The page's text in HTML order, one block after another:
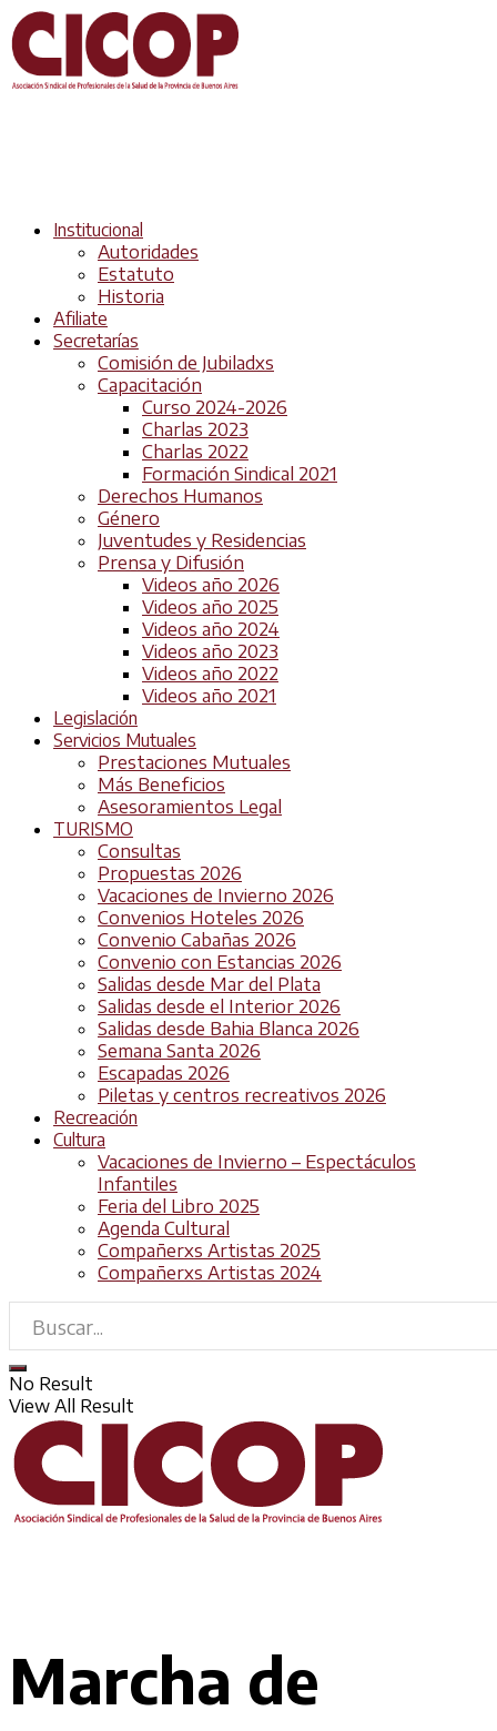
Institucional
Autoridades
Estatuto
Historia
Afiliate
Secretarías
Comisión de Jubiladxs
Capacitación
Curso 2024-2026
Charlas 2023
Charlas 2022
Formación Sindical 2021
Derechos Humanos
Género
Juventudes y Residencias
Prensa y Difusión
Videos año 2026
Videos año 2025
Videos año 2024
Videos año 2023
Videos año 2022
Videos año 2021
Legislación
Servicios Mutuales
Prestaciones Mutuales
Más Beneficios
Asesoramientos Legal
TURISMO
Consultas
Propuestas 2026
Vacaciones de Invierno 2026
Convenios Hoteles 2026
Convenio Cabañas 2026
Convenio con Estancias 2026
Salidas desde Mar del Plata
Salidas desde el Interior 2026
Salidas desde Bahia Blanca 2026
Semana Santa 2026
Escapadas 2026
Piletas y centros recreativos 2026
Recreación
Cultura
Vacaciones de Invierno – Espectáculos
Infantiles
Feria del Libro 2025
Agenda Cultural
Compañerxs Artistas 2025
Compañerxs Artistas 2024
No Result
View All Result
Marcha de